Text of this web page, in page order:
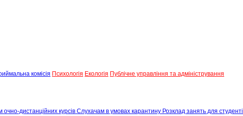
комісія Психологія Екологія Публічне управління та адміністрування
очно-дистанційних курсів Слухачам в умовах карантину Розклад занять для